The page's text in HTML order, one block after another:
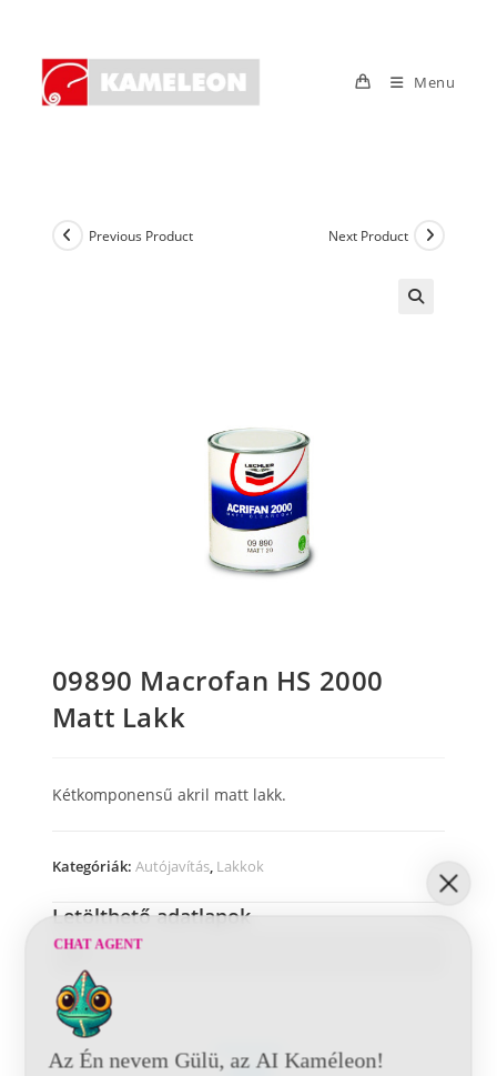
content
Menu
Previous Product Next Product
09890 Macrofan HS 2000
Matt Lakk
Kétkomponensű akril matt lakk.
Kategóriák: Autójavítás, Lakkok
Letölthető adatlapok
CHAT AGENT
Az Én nevem Gülü, az AI Kaméleon!